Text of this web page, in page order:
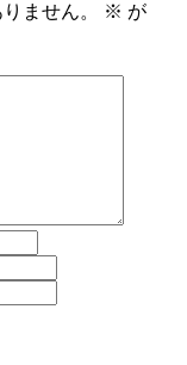
ません。 ※ が